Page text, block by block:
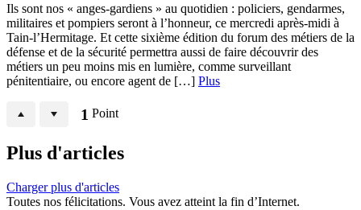
Ils sont nos « anges-gardiens » au quotidien : policiers, gendarmes,
militaires et pompiers seront à l’honneur, ce mercredi après-midi à
Tain-l’Hermitage. Et cette sixième édition du forum des métiers de la
défense et de la sécurité permettra aussi de faire découvrir des
métiers un peu moins mis en lumière, comme surveillant
pénitentiaire, ou encore agent de […] Plus
1 Point
Plus d'articles
Charger plus d'articles
Toutes nos félicitations. Vous avez atteint la fin d’Internet.